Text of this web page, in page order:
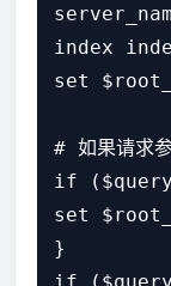
index
set
# 如果请求
if
set
}